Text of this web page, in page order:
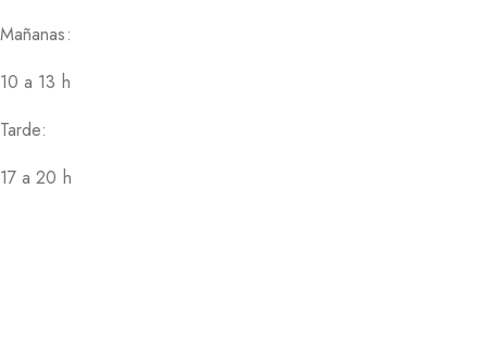
Mañanas:
10 a 13 h
Tarde:
17 a 20 h